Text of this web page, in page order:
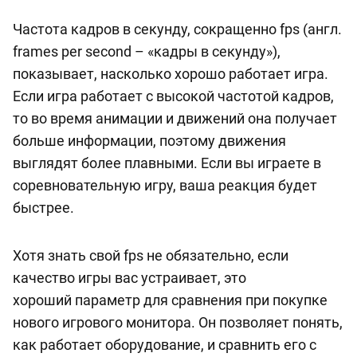
Частота кадров в секунду, сокращенно fps (англ.
frames per second – «‎кадры в секунду»),
показывает, насколько хорошо работает игра.
Если игра работает с высокой частотой кадров,
то во время анимации и движений она получает
больше информации, поэтому движения
выглядят более плавными. Если вы играете в
соревновательную игру, ваша реакция будет
быстрее.
Хотя знать свой fps не обязательно, если
качество игры вас устраивает, это
хороший параметр для сравнения при покупке
нового игрового монитора. Он позволяет понять,
как работает оборудование, и сравнить его с